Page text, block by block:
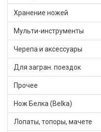
Хранение ножей
Мульти-инструменты
Черепа и аксессуары
Для загран. поездок
Прочее
Нож Белка (Belka)
Лопаты, топоры, мачете